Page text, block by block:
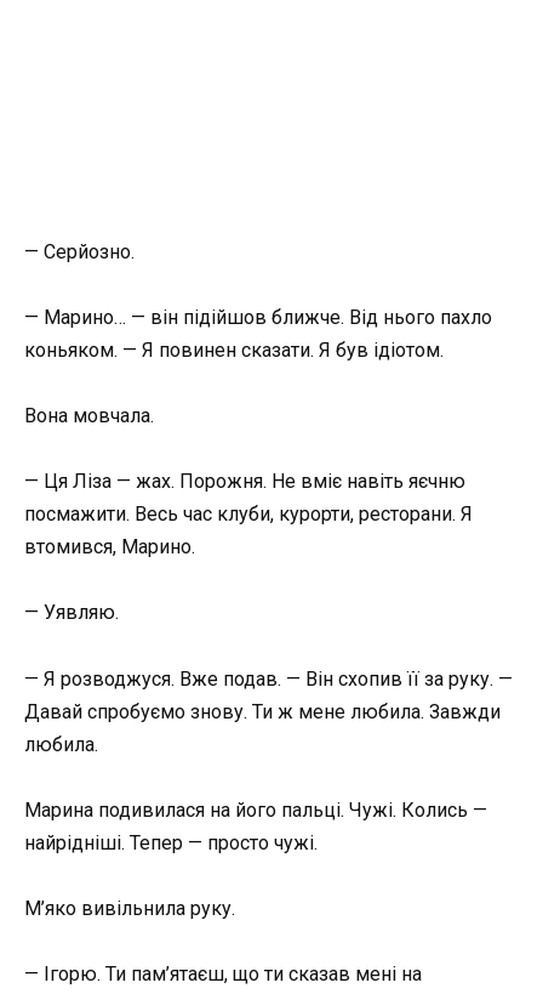
— Серйозно.
— Марино… — він підійшов ближче. Від нього пахло
коньяком. — Я повинен сказати. Я був ідіотом.
Вона мовчала.
— Ця Ліза — жах. Порожня. Не вміє навіть яєчню
посмажити. Весь час клуби, курорти, ресторани. Я
втомився, Марино.
— Уявляю.
— Я розводжуся. Вже подав. — Він схопив її за руку. —
Давай спробуємо знову. Ти ж мене любила. Завжди
любила.
Марина подивилася на його пальці. Чужі. Колись —
найрідніші. Тепер — просто чужі.
М’яко вивільнила руку.
— Ігорю. Ти пам’ятаєш, що ти сказав мені на